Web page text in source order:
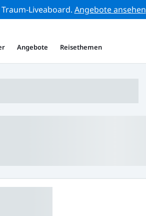
Liveaboard. Angebote ansehen
Angebote Reisethemen